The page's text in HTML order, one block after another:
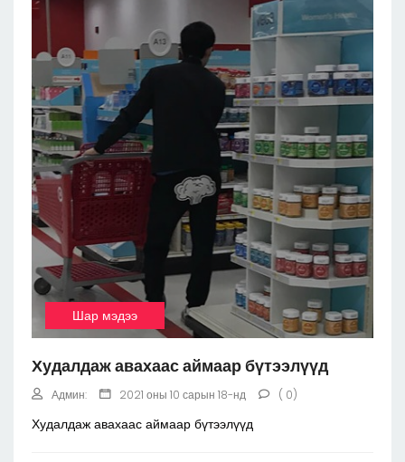
Шар мэдээ
Худалдаж авахаас аймаар бүтээлүүд
Админ: 2021 оны 10 сарын 18-нд ( 0)
Худалдаж авахаас аймаар бүтээлүүд